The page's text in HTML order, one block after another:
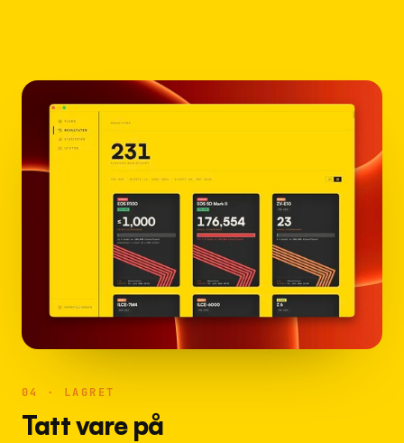
04 · LAGRET
Tatt vare på